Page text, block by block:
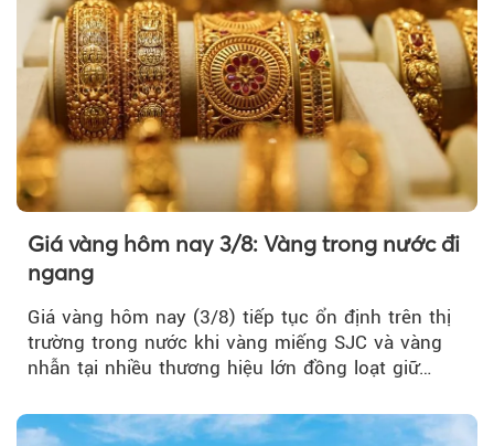
Giá vàng hôm nay 3/8: Vàng trong nước đi
ngang
Giá vàng hôm nay (3/8) tiếp tục ổn định trên thị
trường trong nước khi vàng miếng SJC và vàng
nhẫn tại nhiều thương hiệu lớn đồng loạt giữ